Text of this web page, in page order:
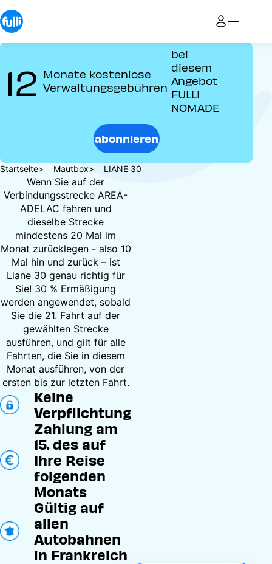
Direkt
zum
Inhalt
12 Monate kostenlose
Verwaltungsgebühren
bei
diesem
Angebot
FULLI
NOMADE
abonnieren
Pfadnavigation
Startseite Mautbox LIANE 30
Wenn Sie auf der
Verbindungsstrecke AREA-
ADELAC fahren und
dieselbe Strecke
mindestens 20 Mal im
Monat zurücklegen - also 10
Mal hin und zurück – ist
Liane 30 genau richtig für
Sie! 30 % Ermäßigung
werden angewendet, sobald
Sie die 21. Fahrt auf der
gewählten Strecke
ausführen, und gilt für alle
Fahrten, die Sie in diesem
Monat ausführen, von der
ersten bis zur letzten Fahrt.
Keine
Verpflichtung
Zahlung am
15. des auf
Ihre Reise
folgenden
Monats
Gültig auf
allen
Autobahnen
in Frankreich